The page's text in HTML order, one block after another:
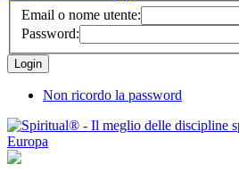
Email o nome utente:
Password:
Non ricordo la password